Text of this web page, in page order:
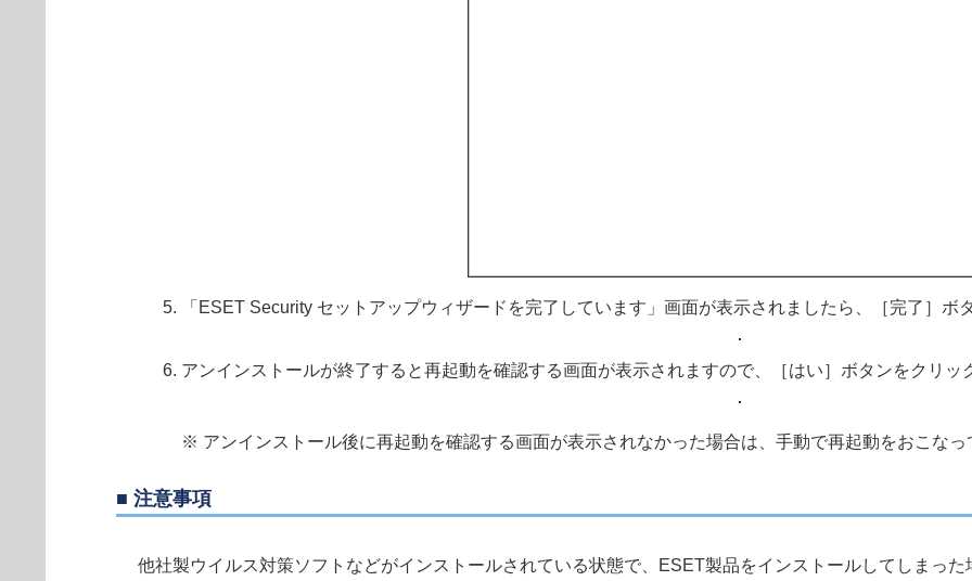
「ESET Security セットアップウィザードを完了しています」画面が表示されましたら、［完了］ボ
アンインストールが終了すると再起動を確認する画面が表示されますので、［はい］ボタンをクリッ
※ アンインストール後に再起動を確認する画面が表示されなかった場合は、手動で再起動をおこなっ
■ 注意事項
他社製ウイルス対策ソフトなどがインストールされている状態で、ESET製品をインストールしてしまっ